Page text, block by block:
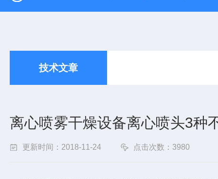
技术文章
离心喷雾干燥设备离心喷头3种
更新时间：2018-11-24 点击次数：3980